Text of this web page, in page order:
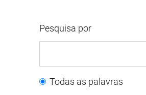
Pesquisa por
Todas as palavras